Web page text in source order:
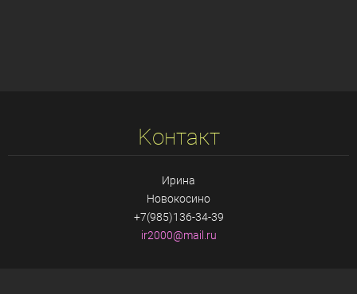
Koнтакт
Ирина
Новокосино
+7(985)136-34-39
ir2000@mail.ru